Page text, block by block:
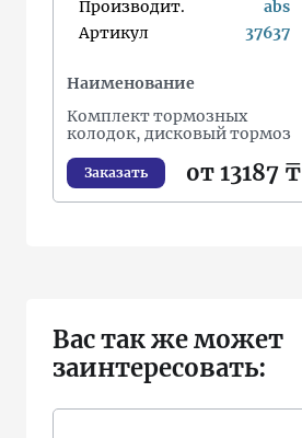
Производит.
abs
Артикул
37637
Наименование
Комплект тормозных
колодок, дисковый тормоз
Заказать от 13187 ₸
Вас так же может
заинтересовать: